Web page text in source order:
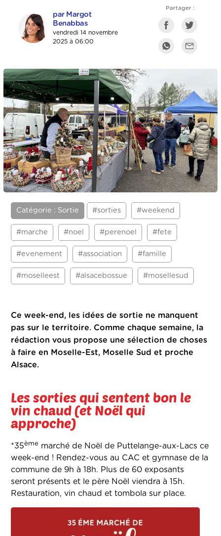
par Margot
Benabbas
vendredi 14 novembre
2025 à 06:00
Partager :
Catégorie : Sortie #sorties #weekend
#marche #noel #perenoel #fete
#evenement #association #famille
#moselleest #alsacebossue #mosellesud
Ce week-end, les idées de sortie ne manquent
pas sur le territoire. Comme chaque semaine, la
rédaction vous propose une sélection de choses
à faire en Moselle-Est, Moselle Sud et proche
Alsace.
Les sorties qui sentent bon le
vin chaud (et Noël qui
approche)
*35ème marché de Noël de Puttelange-aux-Lacs ce
week-end ! Rendez-vous au CAC et gymnase de la
commune de 9h à 18h. Plus de 60 exposants
seront présents et le père Noël viendra à 15h.
Restauration, vin chaud et tombola sur place.